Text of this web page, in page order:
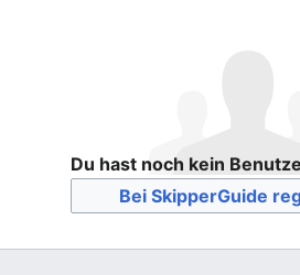
Du hast noch kein
Bei SkipperGuide